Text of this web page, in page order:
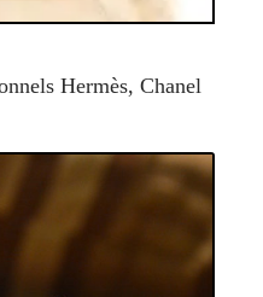
Hermès, Chanel